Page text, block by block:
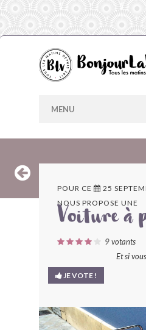
MENU
ARCHIVES
LES
LE BLOG
POUR CE 25
NOUS PROPOSE UNE
Voiture à
9votants
Et si
JE VOTE !